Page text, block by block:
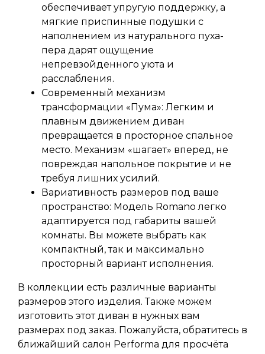
обеспечивает упругую поддержку, а
мягкие приспинные подушки с
наполнением из натурального пуха-
пера дарят ощущение
непревзойденного уюта и
расслабления.
Современный механизм
трансформации «Пума»: Легким и
плавным движением диван
превращается в просторное спальное
место. Механизм «шагает» вперед, не
повреждая напольное покрытие и не
требуя лишних усилий.
Вариативность размеров под ваше
пространство: Модель Romano легко
адаптируется под габариты вашей
комнаты. Вы можете выбрать как
компактный, так и максимально
просторный вариант исполнения.
В коллекции есть различные варианты
размеров этого изделия. Также можем
изготовить этот диван в нужных вам
размерах под заказ. Пожалуйста, обратитесь в
ближайший салон Performa для просчёта